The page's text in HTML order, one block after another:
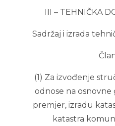
III – TEHNIČKA
Sadržaj i izrada
(1) Za izvođenje
odnose na
premjer, izradu
katastra